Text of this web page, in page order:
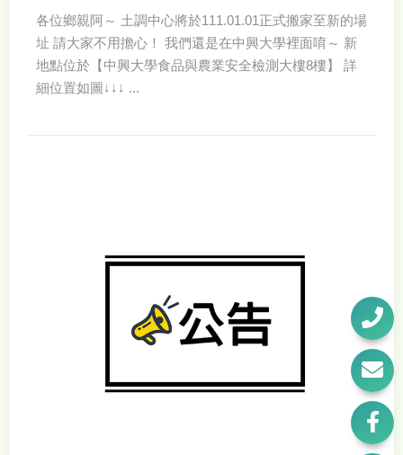
各位鄉親阿～ 土調中心將於111.01.01正式搬家至新的場
址 請大家不用擔心！ 我們還是在中興大學裡面唷～ 新
地點位於【中興大學食品與農業安全檢測大樓8樓】 詳
細位置如圖↓↓↓ ...